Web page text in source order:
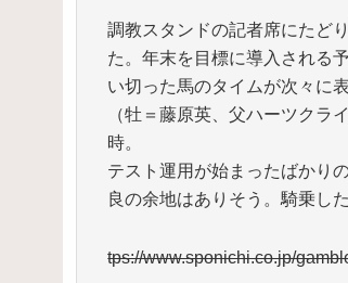
調教スタンドの記者席にたど
た。年末を目標に導入される
い切った馬のタイムが次々に
（牡＝藤原英、父ハーツクラ
時。
テスト運用が始まったばかり
良の余地はありそう。騎乗し
tps://www.sponichi.co.jp/